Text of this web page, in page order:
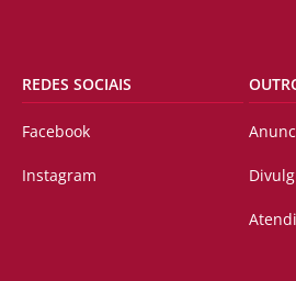
REDES SOCIAIS
Facebook
Instagram